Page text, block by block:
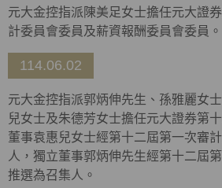
元大金控指派陳美足女士擔任元大證
計委員會委員及薪資報酬委員會委員。
114.06.02
元大金控指派郭炳伸先生、孫雅麗女
兒女士及朱德芳女士擔任元大證券第
董事袁惠兒女士經第十二屆第一次審
人，獨立董事郭炳伸先生經第十二屆
推選為召集人。